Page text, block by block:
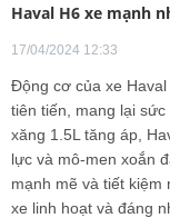
Haval H6 xe mạnh
17/04/2024 12:33
Động cơ của xe
tiên tiến, mang lại
xăng 1.5L tăng áp,
lực và mô-men xoắn
mạnh mẽ và tiết
xe linh hoạt và đáng